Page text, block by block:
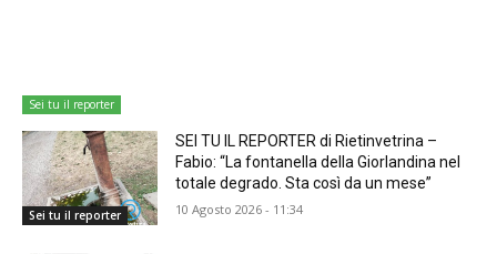
Sei tu il reporter
Sei tu il reporter
SEI TU IL REPORTER di Rietinvetrina –
Fabio: “La fontanella della Giorlandina nel
totale degrado. Sta così da un mese”
10 Agosto 2026 - 11:34